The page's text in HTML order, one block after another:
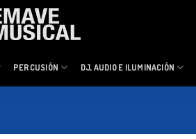
PERCUSIÓN DJ, AUDIO E ILUMINACIÓN